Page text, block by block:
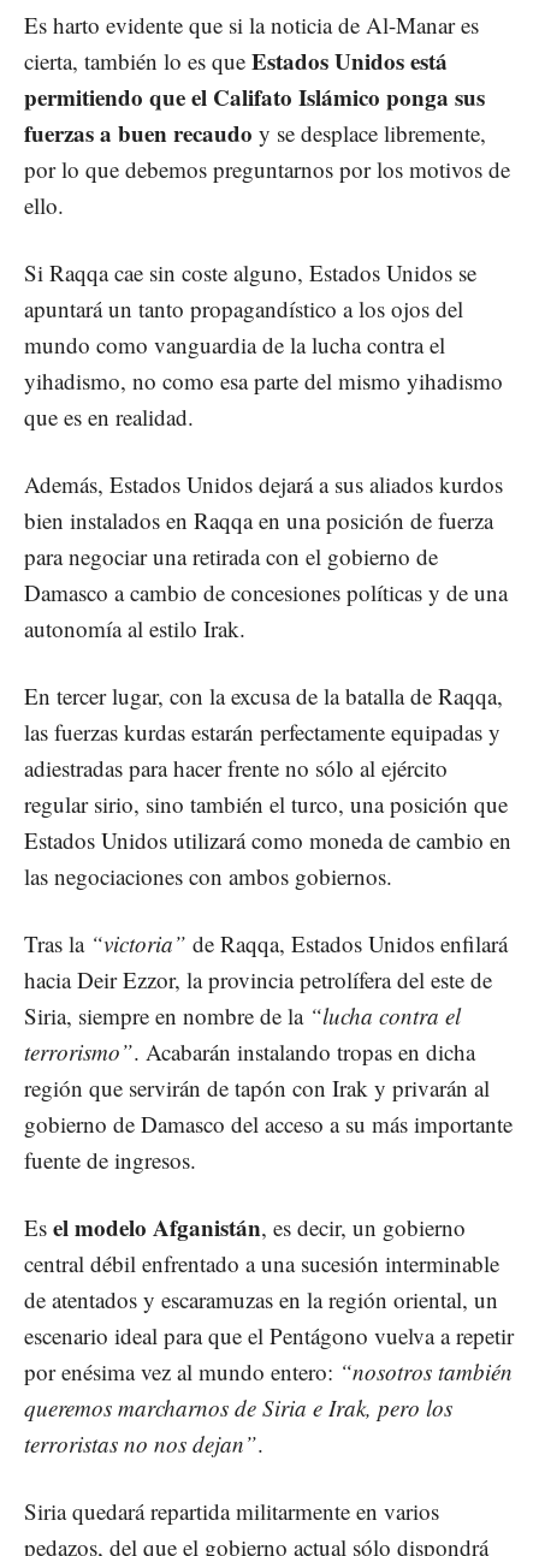
Es harto evidente que si la noticia de Al-Manar es
cierta, también lo es que Estados Unidos está
permitiendo que el Califato Islámico ponga sus
fuerzas a buen recaudo y se desplace libremente,
por lo que debemos preguntarnos por los motivos de
ello.
Si Raqqa cae sin coste alguno, Estados Unidos se
apuntará un tanto propagandístico a los ojos del
mundo como vanguardia de la lucha contra el
yihadismo, no como esa parte del mismo yihadismo
que es en realidad.
Además, Estados Unidos dejará a sus aliados kurdos
bien instalados en Raqqa en una posición de fuerza
para negociar una retirada con el gobierno de
Damasco a cambio de concesiones políticas y de una
autonomía al estilo Irak.
En tercer lugar, con la excusa de la batalla de Raqqa,
las fuerzas kurdas estarán perfectamente equipadas y
adiestradas para hacer frente no sólo al ejército
regular sirio, sino también el turco, una posición que
Estados Unidos utilizará como moneda de cambio en
las negociaciones con ambos gobiernos.
Tras la “victoria” de Raqqa, Estados Unidos enfilará
hacia Deir Ezzor, la provincia petrolífera del este de
Siria, siempre en nombre de la “lucha contra el
terrorismo”. Acabarán instalando tropas en dicha
región que servirán de tapón con Irak y privarán al
gobierno de Damasco del acceso a su más importante
fuente de ingresos.
Es el modelo Afganistán, es decir, un gobierno
central débil enfrentado a una sucesión interminable
de atentados y escaramuzas en la región oriental, un
escenario ideal para que el Pentágono vuelva a repetir
por enésima vez al mundo entero: “nosotros también
queremos marcharnos de Siria e Irak, pero los
terroristas no nos dejan”.
Siria quedará repartida militarmente en varios
pedazos, del que el gobierno actual sólo dispondrá